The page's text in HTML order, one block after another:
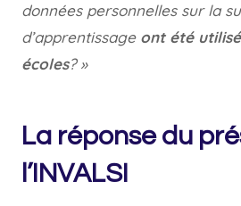
données personnelles sur la
d’apprentissage ont été
écoles? »
La réponse du
l’INVALSI